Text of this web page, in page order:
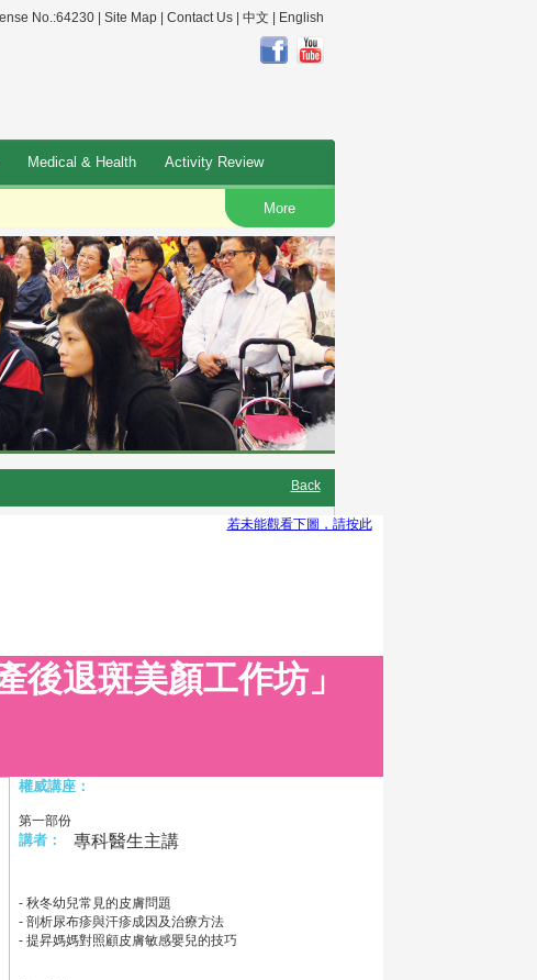
No.:64230 | Site Map| Contact Us| 中文 English
Medical & Health Activity Review
More
Back
若未能觀看下圖，請按此
後退斑美顏工作坊」
權威講座：
第一部份
講者： 專科醫生主講
- 秋冬幼兒常見的皮膚問題
- 剖析尿布疹與汗疹成因及治療方法
- 提昇媽媽對照顧皮膚敏感嬰兒的技巧